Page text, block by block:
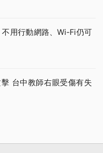
用行動網路、Wi-Fi仍可
台中教師右眼受傷有失